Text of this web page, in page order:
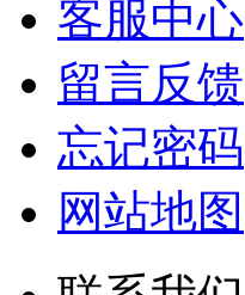
客服中心
留言反馈
忘记密码
网站地图